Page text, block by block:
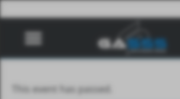
This event has passed.